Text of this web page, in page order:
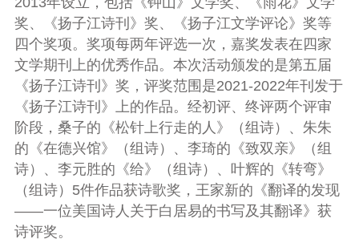
奖、《扬子江诗刊》奖、《扬子江文学评论》奖等
四个奖项。 奖项每两年评选一次，嘉奖发表在四家
文学期刊上的优秀作品。本次活动颁发的是第五届
《扬子江诗刊 》奖 ， 评奖范围是2021-2022年刊发于
《扬子江诗刊》上的作品。经初评、终评两个评审
阶段，桑子的 《松针上行走的人》（组诗）
、朱朱
的《在德兴馆》（组诗）、李琦的《致双亲》（组
诗）、李元胜的《给》（组诗）、叶辉的《转弯》
（组诗） 5件作品获诗歌奖， 王家新的 《翻译的发现
——一位美国诗人关于白居易的书写及其翻译》获
诗评奖。